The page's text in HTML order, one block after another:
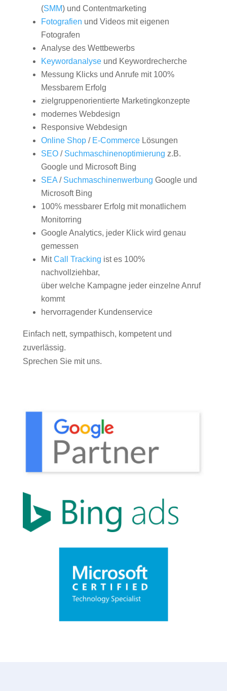
(SMM) und Contentmarketing
Fotografien und Videos mit eigenen
Fotografen
Analyse des Wettbewerbs
Keywordanalyseund Keywordrecherche
Messung Klicks und Anrufe mit 100%
Messbarem Erfolg
zielgruppenorientierte Marketingkonzepte
modernes Webdesign
Responsive Webdesign
Online Shop/ E-CommerceLösungen
SEO/ Suchmaschinenoptimierung z.B.
Google und Microsoft Bing
SEA/ Suchmaschinenwerbung Google und
Microsoft Bing
100% messbarer Erfolg mit monatlichem
Monitorring
Google Analytics, jeder Klick wird genau
gemessen
MitCall Tracking ist es 100%
nachvollziehbar,
über welche Kampagne jeder einzelne Anruf
kommt
hervorragender Kundenservice
Einfach nett, sympathisch, kompetent und
zuverlässig.
Sprechen Sie mit uns.